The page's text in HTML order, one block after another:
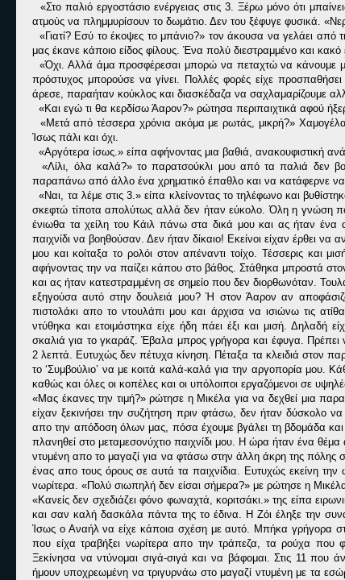
«Στο παλιό εργοστάσιο ενέργειας στις 3. Ξέρω μόνο ότι
ατμούς να πλημμυρίσουν το δωμάτιο. Δεν του ξέφυγε φυσικά.
«Γιατί? Εσύ το έκοψες το μπάνιο?» τον άκουσα να γελάει
μας έκανε κάποιο είδος φίλους. Ένα πολύ διεστραμμένο και κακό
«Όχι. Αλλά άμα προσφέρεσαι μπορώ να πεταχτώ να κάνουμε
πρόστυχος μπορούσε να γίνει. Πολλές φορές είχε
άρεσε, παραήταν κούκλος και διασκέδαζα να σαχλαμαρίζουμε
«Και εγώ τι θα κερδίσω Άαρον?» ρώτησα περιπαιχτικά αφού
«Μετά από τέσσερα χρόνια ακόμα με ρωτάς, μικρή?»
Ίσως πάλι και όχι.
«Αργότερα ίσως.» είπα αφήνοντας μια βαθιά, ανακουφιστική
«Λίλι, όλα καλά?» το παρατσούκλι μου από τα παλιά δεν
παραπάνω από άλλο ένα χρηματικό έπαθλο και να κατάφερνε
«Ναι, τα λέμε στις 3.» είπα κλείνοντας το τηλέφωνο και
σκεφτώ τίποτα απολύτως αλλά δεν ήταν εύκολο. Όλη η γνώση
ένιωθα τα χείλη του Κάιλ πάνω στα δικά μου και ας ήταν
παιχνίδι να βοηθούσαν. Δεν ήταν δίκαιο! Εκείνοι είχαν έρθει
μου και κοίταξα το ρολόι στον απέναντι τοίχο. Τέσσερις και
αφήνοντας την να παίζει κάπου στο βάθος. Στάθηκα μπροστά
και ας ήταν κατεστραμμένη σε σημείο που δεν διορθωνόταν.
εξηγούσα αυτό στην δουλειά μου? Ή στον Άαρον αν
πιστολάκι απο το ντουλάπι μου και άρχισα να ισιώνω τις
ντύθηκα και ετοιμάστηκα είχε ήδη πάει έξι και μισή. Δηλαδή
σκαλιά για το γκαράζ. Έβαλα μπρος γρήγορα και έφυγα. Πρέπει
2 λεπτά. Ευτυχώς δεν πέτυχα κίνηση. Πέταξα τα κλειδιά στον
το ‘Συμβούλιο’ να με κοιτά καλά-καλά για την αργοπορία μου.
καθώς και όλες οι κοπέλες και οι υπόλοιποι εργαζόμενοι σε
«Μας έκανες την τιμή?» ρώτησε η Μικέλα για να δεχθεί μια
είχαν ξεκινήσει την συζήτηση πριν φτάσω, δεν ήταν δύσκολο
απο την απόδοση όλων μας, πόσα έχουμε βγάλει τη βδομάδα
πλανηθεί στο μεταμεσονύχτιο παιχνίδι μου. Η ώρα ήταν ένα
ντυμένη απο το μαγαζί για να φτάσω στην άλλη άκρη της πόλης
ένας απο τους όρους σε αυτά τα παιχνίδια. Ευτυχώς εκείνη
νωρίτερα. «Πολύ σιωπηλή δεν είσαι σήμερα?» με ρώτησε η
«Κανείς δεν σχεδιάζει φόνο φωναχτά, κοριτσάκι.» της είπα
και σαν καλή δασκάλα πάντα της το έδινα. Η Ζόι έληξε την
Ίσως ο Αναήλ να είχε κάποια σχέση με αυτό. Μπήκα γρήγορα
που είχα τραβήξει νωρίτερα απο την τράπεζα, τα ρούχα που
Ξεκίνησα να ντύνομαι σιγά-σιγά και να βάφομαι. Στις 11 που
ήμουν υποχρεωμένη να τριγυρνάω στο μαγαζί ντυμένη με τα